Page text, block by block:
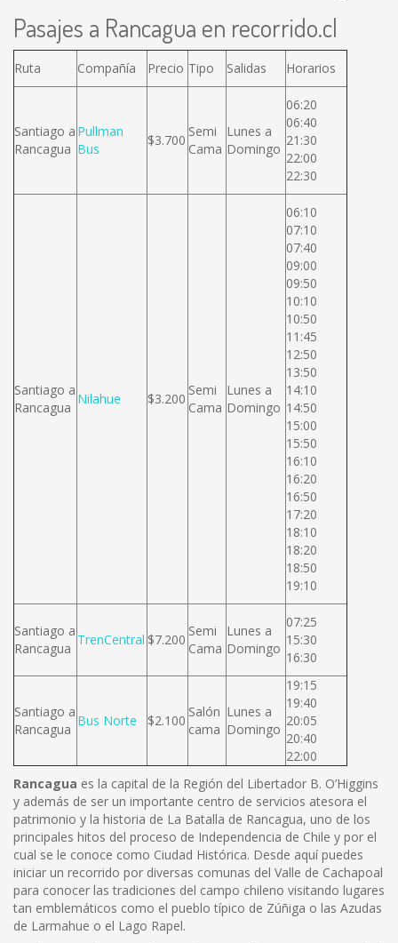
Pasajes a Rancagua en recorrido.cl
Ruta Compañía Precio Tipo Salidas Horarios
Santiago a
Rancagua
Pullman
Bus
$3.700
Semi
Cama
Lunes a
Domingo
06:20
06:40
21:30
22:00
22:30
Santiago a
Rancagua
Nilahue $3.200
Semi
Cama
Lunes a
Domingo
06:10
07:10
07:40
09:00
09:50
10:10
10:50
11:45
12:50
13:50
14:10
14:50
15:00
15:50
16:10
16:20
16:50
17:20
18:10
18:20
18:50
19:10
Santiago a
Rancagua
TrenCentral $7.200
Semi
Cama
Lunes a
Domingo
07:25
15:30
16:30
Santiago a
Rancagua
Bus Norte $2.100
Salón
cama
Lunes a
Domingo
19:15
19:40
20:05
20:40
22:00
Rancagua es la capital de la Región del Libertador B. O’Higgins
y además de ser un importante centro de servicios atesora el
patrimonio y la historia de La Batalla de Rancagua, uno de los
principales hitos del proceso de Independencia de Chile y por el
cual se le conoce como Ciudad Histórica. Desde aquí puedes
iniciar un recorrido por diversas comunas del Valle de Cachapoal
para conocer las tradiciones del campo chileno visitando lugares
tan emblemáticos como el pueblo típico de Zúñiga o las Azudas
de Larmahue o el Lago Rapel.